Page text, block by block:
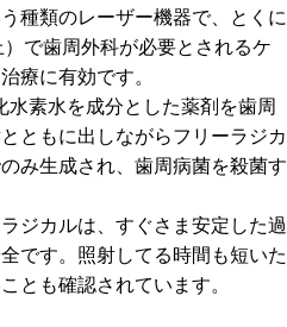
種類のレーザー機器で、とくに
で歯周外科が必要とされるケ
療に有効です。
素水を成分とした薬剤を歯周
ともに出しながらフリーラジカ
み生成され、歯周病菌を殺菌す
ジカルは、すぐさま安定した過
です。照射してる時間も短いた
とも確認されています。